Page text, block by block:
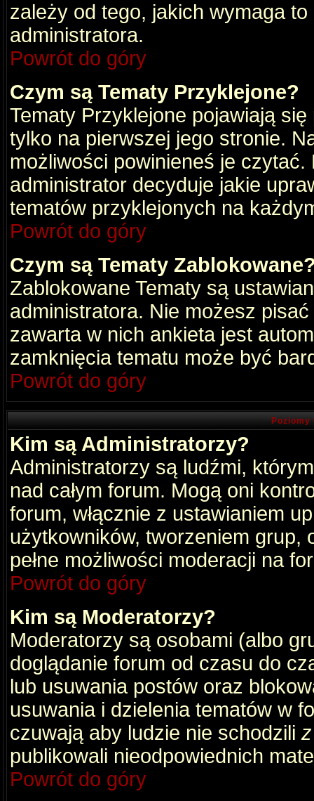
zależy od tego, jakich wymaga
administratora.
Powrót do góry
Czym są Tematy Przyklejone?
Tematy Przyklejone pojawiają
tylko na pierwszej jego stronie.
możliwości powinieneś je czytać.
administrator decyduje jakie
tematów przyklejonych na
Powrót do góry
Czym są Tematy
Zablokowane Tematy są
administratora. Nie możesz
zawarta w nich ankieta jest
zamknięcia tematu może być
Powrót do góry
Kim są Administratorzy?
Administratorzy są ludźmi,
nad całym forum. Mogą oni
forum, włącznie z ustawianiem
użytkowników, tworzeniem grup,
pełne możliwości moderacji na
Powrót do góry
Kim są Moderatorzy?
Moderatorzy są osobami (albo
doglądanie forum od czasu do
lub usuwania postów oraz
usuwania i dzielenia tematów w
czuwają aby ludzie nie schodzili
publikowali nieodpowiednich
Powrót do góry